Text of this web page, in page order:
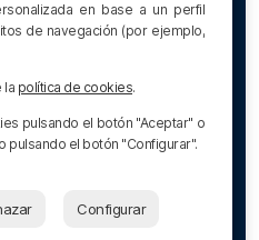
en base a un perfil
de navegación (por ejemplo,
la política de cookies.
pulsando el botón "Aceptar" o
pulsando el botón "Configurar".
Configurar